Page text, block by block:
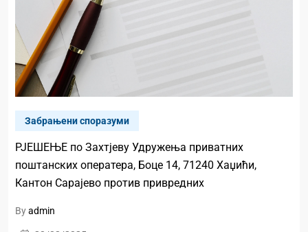
Забрањени споразуми
РЈЕШЕЊЕ по Захтјеву Удружења приватних
поштанских оператера, Боце 14, 71240 Хаџићи,
Кантон Сарајево против привредних
Byadmin